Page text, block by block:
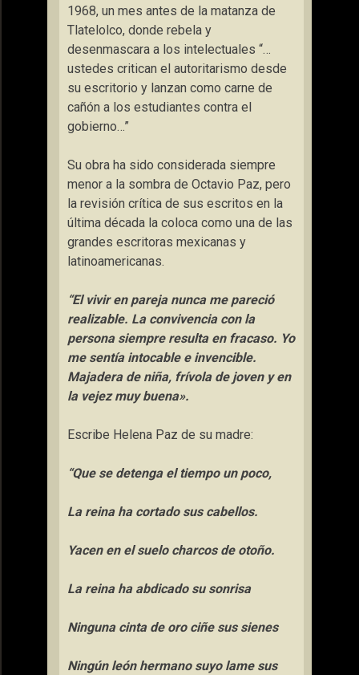
1968, un mes antes de la matanza de
Tlatelolco, donde rebela y
desenmascara a los intelectuales “…
ustedes critican el autoritarismo desde
su escritorio y lanzan como carne de
cañón a los estudiantes contra el
gobierno…”
Su obra ha sido considerada siempre
menor a la sombra de Octavio Paz, pero
la revisión crítica de sus escritos en la
última década la coloca como una de las
grandes escritoras mexicanas y
latinoamericanas.
“El vivir en pareja nunca me pareció
realizable. La convivencia con la
persona siempre resulta en fracaso. Yo
me sentía intocable e invencible.
Majadera de niña, frívola de joven y en
la vejez muy buena».
Escribe Helena Paz de su madre:
“Que se detenga el tiempo un poco,
La reina ha cortado sus cabellos.
Yacen en el suelo charcos de otoño.
La reina ha abdicado su sonrisa
Ninguna cinta de oro ciñe sus sienes
Ningún león hermano suyo lame sus